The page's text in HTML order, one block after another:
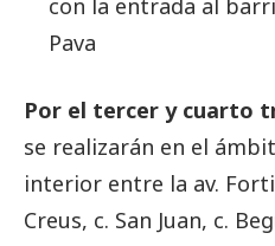
Pava
Por el tercer y cuarto
se realizarán en el
interior entre la av.
Creus, c. San Juan, c.